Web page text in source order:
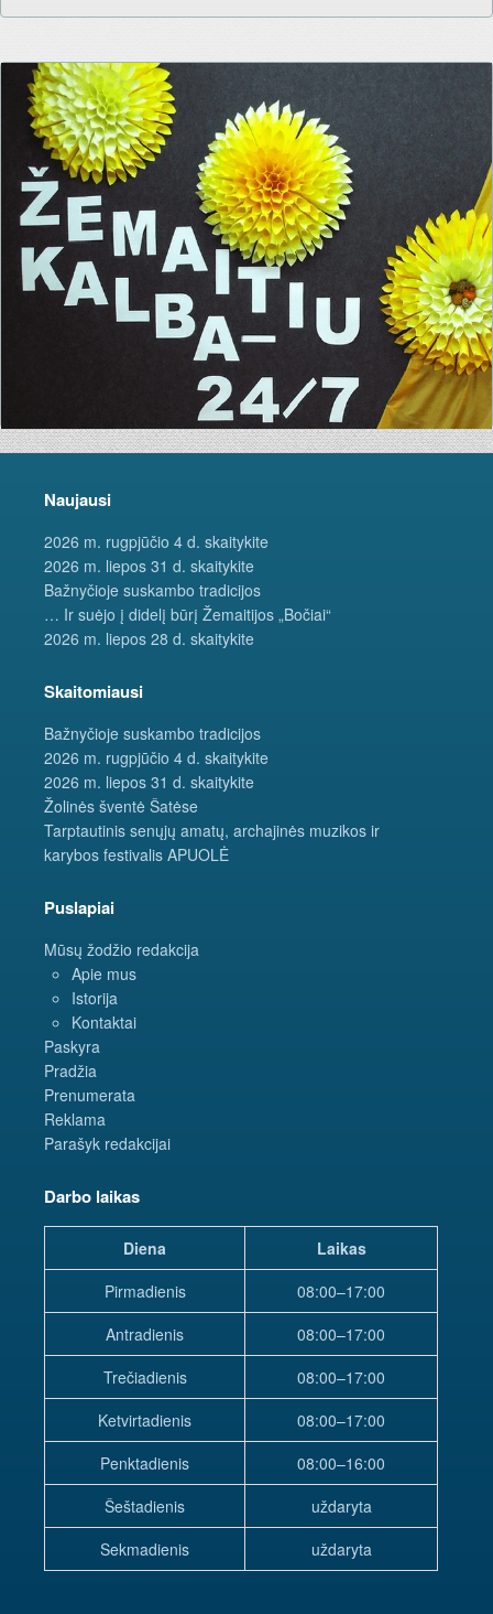
Naujausi
2026 m. rugpjūčio 4 d. skaitykite
2026 m. liepos 31 d. skaitykite
Bažnyčioje suskambo tradicijos
… Ir suėjo į didelį būrį Žemaitijos „Bočiai“
2026 m. liepos 28 d. skaitykite
Skaitomiausi
Bažnyčioje suskambo tradicijos
2026 m. rugpjūčio 4 d. skaitykite
2026 m. liepos 31 d. skaitykite
Žolinės šventė Šatėse
Tarptautinis senųjų amatų, archajinės muzikos ir
karybos festivalis APUOLĖ
Puslapiai
Mūsų žodžio redakcija
Apie mus
Istorija
Kontaktai
Paskyra
Pradžia
Prenumerata
Reklama
Parašyk redakcijai
Darbo laikas
Diena
Laikas
Pirmadienis
08:00–17:00
Antradienis
08:00–17:00
Trečiadienis
08:00–17:00
Ketvirtadienis
08:00–17:00
Penktadienis
08:00–16:00
Šeštadienis
uždaryta
Sekmadienis
uždaryta